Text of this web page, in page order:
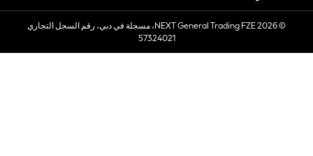
Sets & Outfits
Linen Collection
© 2026 NEXT General Trading FZE، مسجلة في دبي، رقم السجل التجاري
57324021